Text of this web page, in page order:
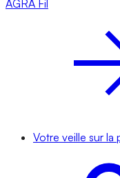
AGRA Fil
Votre veille sur